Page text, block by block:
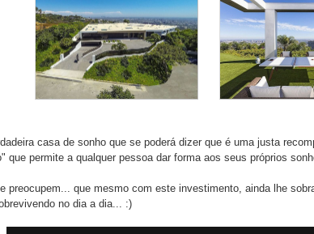
casa de sonho que se poderá dizer que é uma justa
que permite a qualquer pessoa dar forma aos seus próprios
preocupem... que mesmo com este investimento, ainda lhe
no dia a dia... :)